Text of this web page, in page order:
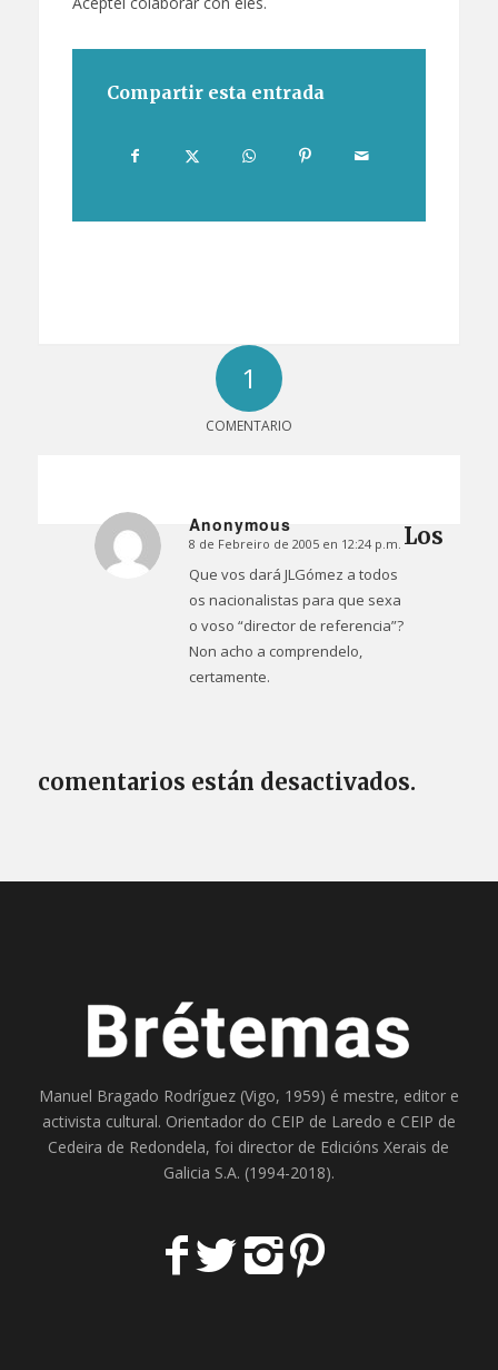
Compartir esta entrada
1
COMENTARIO
Anonymous
Dice:
8 de Febreiro de 2005 en 12:24 p.m.
Que vos dará JLGómez a todos
os nacionalistas para que sexa
o voso “director de referencia”?
Non acho a comprendelo,
certamente.
Los
comentarios están desactivados.
Manuel Bragado Rodríguez (Vigo, 1959) é mestre, editor e
activista cultural. Orientador do CEIP de Laredo e CEIP de
Cedeira de Redondela, foi director de Edicións Xerais de
Galicia S.A. (1994-2018).